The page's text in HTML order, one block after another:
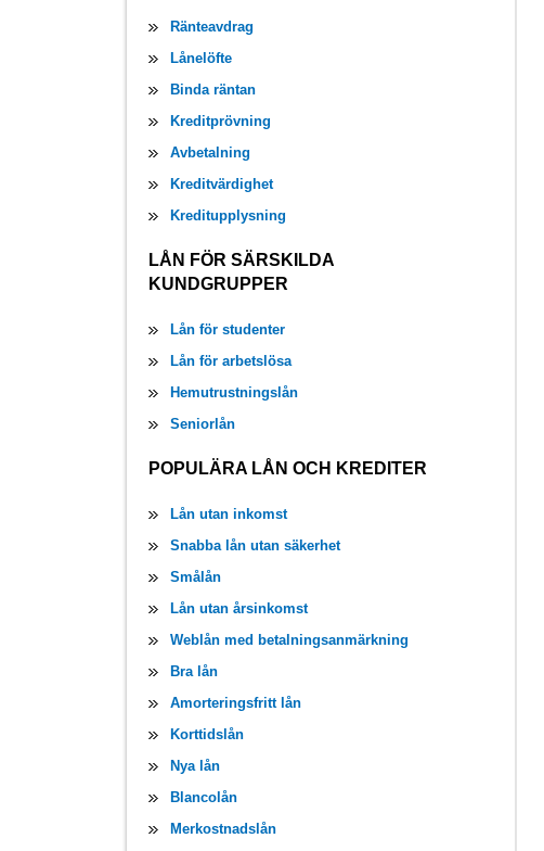
Ränteavdrag
Lånelöfte
Binda räntan
Kreditprövning
Avbetalning
Kreditvärdighet
Kreditupplysning
LÅN FÖR SÄRSKILDA
KUNDGRUPPER
Lån för studenter
Lån för arbetslösa
Hemutrustningslån
Seniorlån
POPULÄRA LÅN OCH KREDITER
Lån utan inkomst
Snabba lån utan säkerhet
Smålån
Lån utan årsinkomst
Weblån med betalningsanmärkning
Bra lån
Amorteringsfritt lån
Korttidslån
Nya lån
Blancolån
Merkostnadslån